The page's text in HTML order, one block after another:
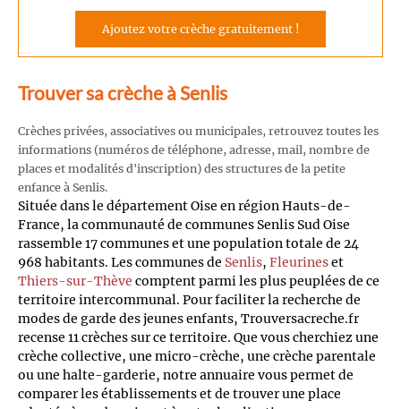
Ajoutez votre crèche gratuitement !
Trouver sa crèche à Senlis
Crèches privées, associatives ou municipales, retrouvez toutes les
informations (numéros de téléphone, adresse, mail, nombre de
places et modalités d'inscription) des structures de la petite
enfance à Senlis.
Située dans le département Oise en région Hauts-de-
France, la communauté de communes Senlis Sud Oise
rassemble 17 communes et une population totale de 24
968 habitants. Les communes de Senlis, Fleurineset
Thiers-sur-Thève comptent parmi les plus peuplées de ce
territoire intercommunal. Pour faciliter la recherche de
modes de garde des jeunes enfants, Trouversacreche.fr
recense 11 crèches sur ce territoire. Que vous cherchiez une
crèche collective, une micro-crèche, une crèche parentale
ou une halte-garderie, notre annuaire vous permet de
comparer les établissements et de trouver une place